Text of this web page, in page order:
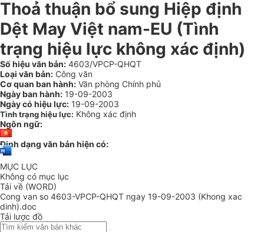
Thoả thuận bổ sung Hiệp định
Dệt May Việt nam-EU (Tình
trạng hiệu lực không xác định)
Số hiệu văn bản: 4603/VPCP-QHQT
Loại văn bản: Công văn
Cơ quan ban hành: Văn phòng Chính phủ
Ngày ban hành: 19-09-2003
Ngày có hiệu lực: 19-09-2003
Tình trạng hiệu lực: Không xác định
Ngôn ngữ:
Định dạng văn bản hiện có:
MỤC LỤC
Không có mục lục
Tải về (WORD)
Cong van so 4603-VPCP-QHQT ngay 19-09-2003 (Khong xac
dinh).doc
Tải lược đồ